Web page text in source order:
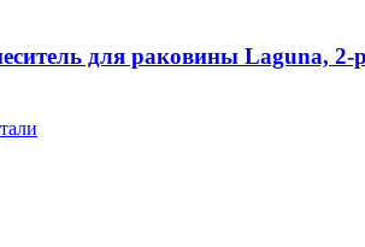
для раковины Laguna,